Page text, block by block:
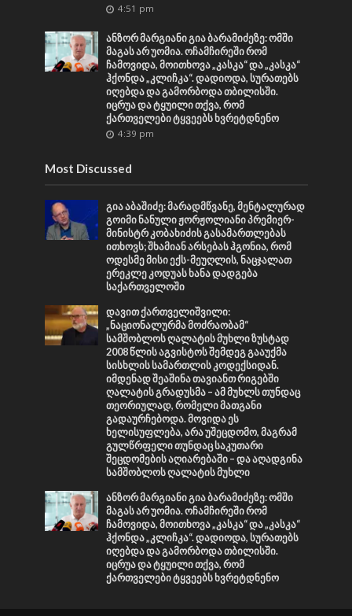
4:51 pm
ანზორ მარგიანი გია ბარამიძეზე: ომში
მაგას არ უომია. ოჩამჩირეში რომ
ჩამოვიდა, მოითხოვა „კასკა“ და „კასკა“
ჰქონდა „კლიჩკა“. დადიოდა, სურათებს
იღებდა და გამორბოდა თბილისში.
იცრუა და ტყუილი თქვა, რომ
ქართველები ტყვეებს ხვრეტდნენო
4:39 pm
Most Discussed
გია აბაშიძე: მარადმწვანე, მენტალურად
გოიმი ნანული ჟორჟოლიანი პრემიერ-
მინისტრ კობახიძის გასამართლებას
ითხოვს; შხამიან არსებას ჰგონია, რომ
ოდესმე მისი ექს-მეუღლის, ნაცჯალათ
ერეკლე კოდუას ხანა დადგება
საქართველოში
დავით ქართველიშვილი:
„ნაციონალურმა მოძრაობამ“
სამშობლოს ღალატის მუხლი ზუსტად
2008 წლის აგვისტოს შემდეგ გააუქმა
სისხლის სამართლის კოდექსიდან.
იმდენად შეაშინა თავიანთ რიგებში
ღალატის გრადუსმა – ამ მუხლს თუნდაც
თეორიულად, რომელი მათგანი
გადაურჩებოდა. მოვიდა ეს
ხელისუფლება, არა უშეცდომო, მაგრამ
გულწრფელი თუნდაც საკუთარი
შეცდომების აღიარებაში – და აღადგინა
სამშობლოს ღალატის მუხლი
ანზორ მარგიანი გია ბარამიძეზე: ომში
მაგას არ უომია. ოჩამჩირეში რომ
ჩამოვიდა, მოითხოვა „კასკა“ და „კასკა“
ჰქონდა „კლიჩკა“. დადიოდა, სურათებს
იღებდა და გამორბოდა თბილისში.
იცრუა და ტყუილი თქვა, რომ
ქართველები ტყვეებს ხვრეტდნენო